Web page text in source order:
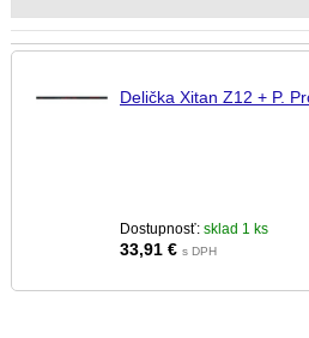
Delička Xitan Z12 + P.
Dostupnosť: sklad 1 ks
33,91 € s DPH